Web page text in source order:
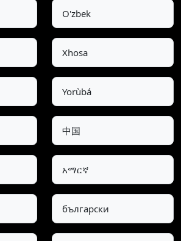
O'zbek
Xhosa
Yorùbá
中国
አማርኛ
български